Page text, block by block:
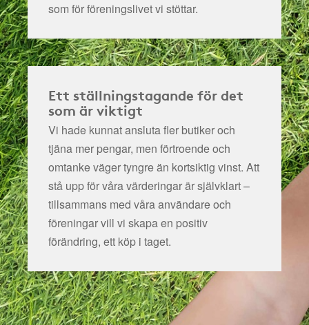
som för föreningslivet vi stöttar.
Ett ställningstagande för det
som är viktigt
Vi hade kunnat ansluta fler butiker och
tjäna mer pengar, men förtroende och
omtanke väger tyngre än kortsiktig vinst. Att
stå upp för våra värderingar är självklart –
tillsammans med våra användare och
föreningar vill vi skapa en positiv
förändring, ett köp i taget.